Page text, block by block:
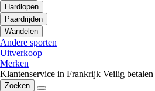
Hardlopen
Paardrijden
Wandelen
Andere sporten
Uitverkoop
Merken
Klantenservice in Frankrijk Veilig betalen
Zoeken